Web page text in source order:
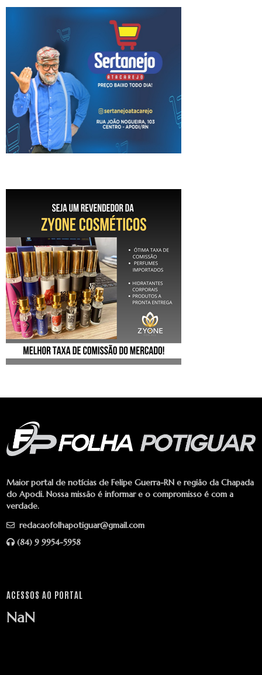
Maior portal de notícias de Felipe Guerra-RN e região da Chapada
do Apodi. Nossa missão é informar e o compromisso é com a
verdade.
redacaofolhapotiguar@gmail.com
(84) 9 9954-5958
ACESSOS AO PORTAL
NaN